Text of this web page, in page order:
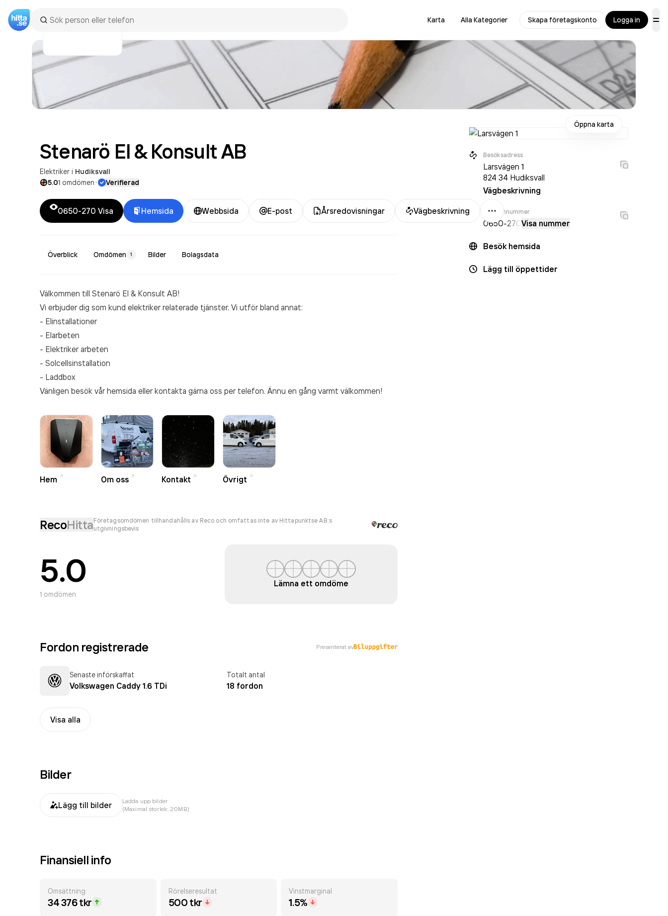
Karta Alla Kategorier Skapa företagskonto Logga in
Stenarö El & KonsultAB
Elektriker i Hudiksvall
5.01 omdömen· Verifierad
0650-270 Visa Hemsida Webbsida E-post Årsredovisningar Vägbeskrivning
Mer
Överblick Omdömen 1 Bilder Bolagsdata
Välkommen till Stenarö El & Konsult AB!
Vi erbjuder dig som kund elektriker relaterade tjänster. Vi utför bland annat:
- Elinstallationer
- Elarbeten
- Elektriker arbeten
- Solcellsinstallation
- Laddbox
Vänligen besök vår hemsida eller kontakta gärna oss per telefon. Ännu en gång varmt välkommen!
Hem Om oss Kontakt Övrigt
RecoHittaFöretagsomdömen tillhandahålls av Reco och omfattas inte av Hittapunktse AB:s
utgivningsbevis
5.0
1 omdömen
Lämna ett omdöme
Fordon registrerade Presenterat av
Senaste införskaffat
Volkswagen Caddy 1.6 TDi
Totalt antal
18 fordon
Visa alla
Bilder
Lägg till bilder
Ladda upp bilder
(Maximal storlek: 20MB)
Finansiell info
Omsättning
34 376 tkr
Rörelseresultat
500 tkr
Vinstmarginal
1.5%
Öppna karta
Besöksadress
Larsvägen 1
824 34 Hudiksvall
Vägbeskrivning
Telefonnummer
0650-270 Visa nummer
Besök hemsida
Lägg till öppettider